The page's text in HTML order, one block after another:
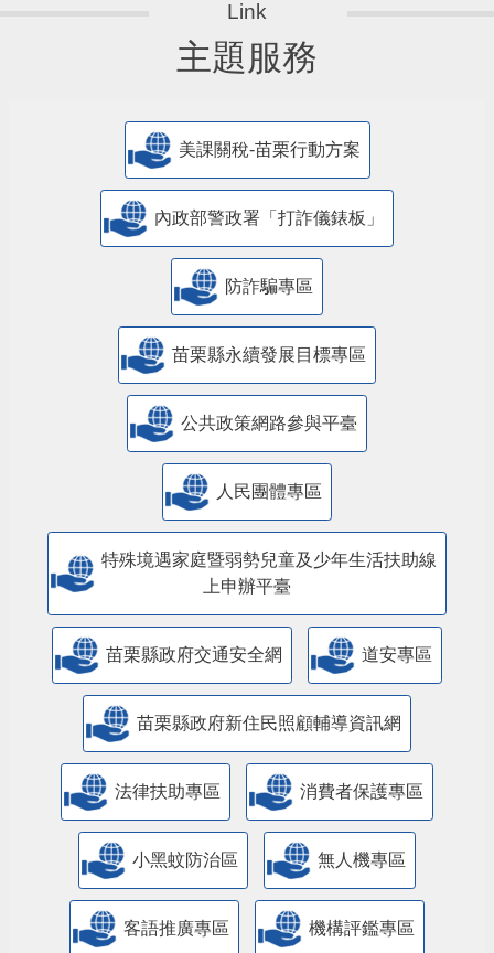
主題服務
美課關稅-苗栗行動方案
內政部警政署「打詐儀錶板」
防詐騙專區
苗栗縣永續發展目標專區
公共政策網路參與平臺
人民團體專區
特殊境遇家庭暨弱勢兒童及少年生活扶助線
上申辦平臺
苗栗縣政府交通安全網 道安專區
苗栗縣政府新住民照顧輔導資訊網
法律扶助專區 消費者保護專區
小黑蚊防治區 無人機專區
客語推廣專區 機構評鑑專區